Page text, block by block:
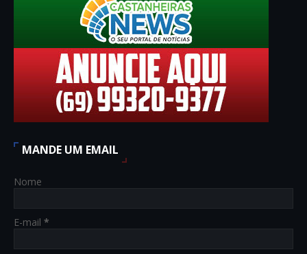
MANDE UM EMAIL
Nome
E-mail *